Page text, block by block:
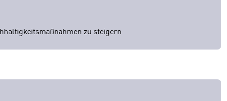
zu steigern